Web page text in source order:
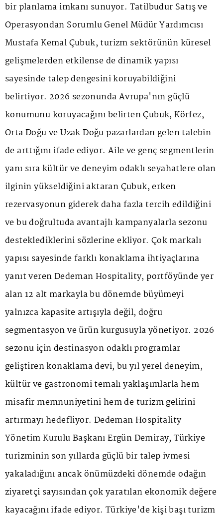
bir planlama imkanı sunuyor. Tatilbudur Satış ve
Operasyondan Sorumlu Genel Müdür Yardımcısı
Mustafa Kemal Çubuk, turizm sektörünün küresel
gelişmelerden etkilense de dinamik yapısı
sayesinde talep dengesini koruyabildiğini
belirtiyor. 2026 sezonunda Avrupa'nın güçlü
konumunu koruyacağını belirten Çubuk, Körfez,
Orta Doğu ve Uzak Doğu pazarlardan gelen talebin
de arttığını ifade ediyor. Aile ve genç segmentlerin
yanı sıra kültür ve deneyim odaklı seyahatlere olan
ilginin yükseldiğini aktaran Çubuk, erken
rezervasyonun giderek daha fazla tercih edildiğini
ve bu doğrultuda avantajlı kampanyalarla sezonu
desteklediklerini sözlerine ekliyor. Çok markalı
yapısı sayesinde farklı konaklama ihtiyaçlarına
yanıt veren Dedeman Hospitality, portföyünde yer
alan 12 alt markayla bu dönemde büyümeyi
yalnızca kapasite artışıyla değil, doğru
segmentasyon ve ürün kurgusuyla yönetiyor. 2026
sezonu için destinasyon odaklı programlar
geliştiren konaklama devi, bu yıl yerel deneyim,
kültür ve gastronomi temalı yaklaşımlarla hem
misafir memnuniyetini hem de turizm gelirini
artırmayı hedefliyor. Dedeman Hospitality
Yönetim Kurulu Başkanı Ergün Demiray, Türkiye
turizminin son yıllarda güçlü bir talep ivmesi
yakaladığını ancak önümüzdeki dönemde odağın
ziyaretçi sayısından çok yaratılan ekonomik değere
kayacağını ifade ediyor. Türkiye'de kişi başı turizm